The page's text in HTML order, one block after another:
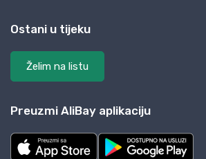
Ostani u tijeku
Želim na listu
Preuzmi AliBay aplikaciju